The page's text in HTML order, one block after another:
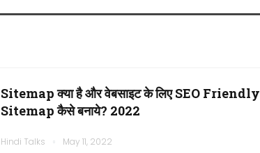
Sitemap क्या है और वेबसाइट के लिए SEO Friendly
Sitemap कैसे बनाये? 2022
Hindi Talks May 11, 2022